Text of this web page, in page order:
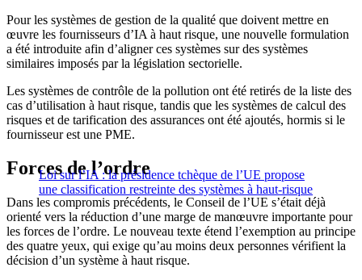
Pour les systèmes de gestion de la qualité que doivent mettre en
œuvre les fournisseurs d’IA à haut risque, une nouvelle formulation
a été introduite afin d’aligner ces systèmes sur des systèmes
similaires imposés par la législation sectorielle.
Les systèmes de contrôle de la pollution ont été retirés de la liste des
cas d’utilisation à haut risque, tandis que les systèmes de calcul des
risques et de tarification des assurances ont été ajoutés, hormis si le
fournisseur est une PME.
Loi sur l’IA : la présidence tchèque de l’UE propose
une classification restreinte des systèmes à haut-risque
Forces de l’ordre
Dans les compromis précédents, le Conseil de l’UE s’était déjà
orienté vers la réduction d’une marge de manœuvre importante pour
les forces de l’ordre. Le nouveau texte étend l’exemption au principe
des quatre yeux, qui exige qu’au moins deux personnes vérifient la
décision d’un système à haut risque.